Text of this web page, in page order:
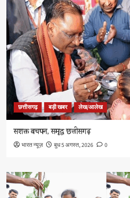
छत्तीसगढ़ बड़ी खबर लेख/आलेख
सशक्त बचपन, समृद्ध छत्तीसगढ़
भारत न्यूज़ बुध 5 अगस्त, 2026 0